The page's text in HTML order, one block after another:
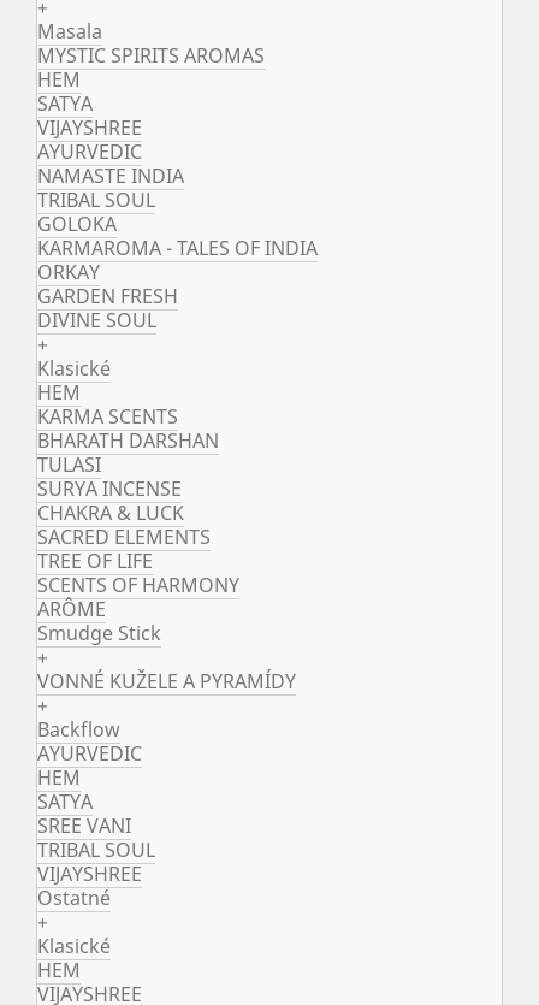
+
Masala
MYSTIC SPIRITS AROMAS
HEM
SATYA
VIJAYSHREE
AYURVEDIC
NAMASTE INDIA
TRIBAL SOUL
GOLOKA
KARMAROMA - TALES OF INDIA
ORKAY
GARDEN FRESH
DIVINE SOUL
+
Klasické
HEM
KARMA SCENTS
BHARATH DARSHAN
TULASI
SURYA INCENSE
CHAKRA & LUCK
SACRED ELEMENTS
TREE OF LIFE
SCENTS OF HARMONY
ARÔME
Smudge Stick
+
VONNÉ KUŽELE A PYRAMÍDY
+
Backflow
AYURVEDIC
HEM
SATYA
SREE VANI
TRIBAL SOUL
VIJAYSHREE
Ostatné
+
Klasické
HEM
VIJAYSHREE